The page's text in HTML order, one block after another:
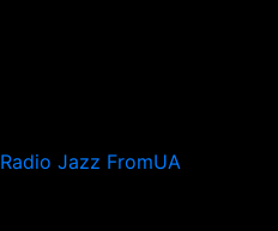
Radio Jazz FromUA